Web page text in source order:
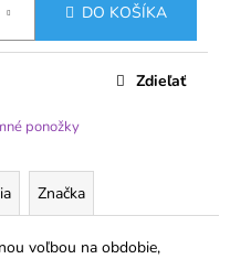
DO KOŠÍKA
ponožky
Zdieľať
Značka
voľbou na obdobie,